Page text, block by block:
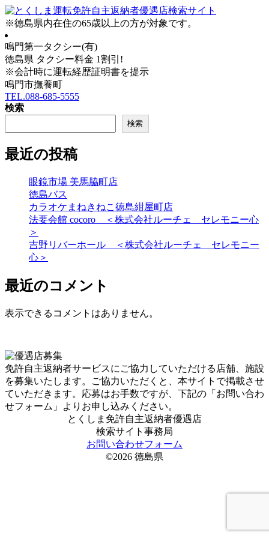
※徳島県内在住の65歳以上の方が対象です。
鳴門第一タクシー(有)
徳島県 タクシー料金 1割引!
※会計時に運転経歴証明書を提示
鳴門市撫養町
TEL.088-685-5555
検索
検索
最近の投稿
眼鏡市場 美馬脇町店
徳島バス
カラオケまねきねこ徳島紺屋町店
法要会館 cocoro ＜株式会社ルーチェ セレモニー心
＞
吉野リバーホール ＜株式会社ルーチェ セレモニー
心＞
最近のコメント
表示できるコメントはありません。
免許自主返納者サービスにご協力していただける店舗、施設
を募集いたします。ご協力いただくと、本サイトで掲載させ
ていただきます。応募はお手数ですが、下記の「お問い合わ
せフォーム」よりお申し込みください。
とくしま免許自主返納者優遇店
検索サイト事務局
お問い合わせフォーム
©2026 徳島県